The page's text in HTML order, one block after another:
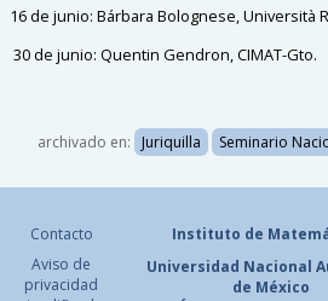
16 de junio: Bárbara Bolognese, Università
30 de junio: Quentin Gendron, CIMAT-Gto.
archivado en: Juriquilla
Seminario
Contacto
Aviso de
privacidad
Instituto de
Universidad Nacional
de México